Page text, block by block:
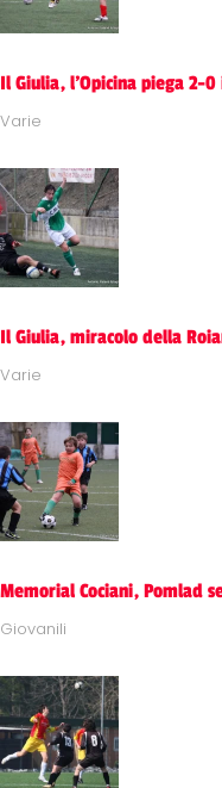
Il Giulia, l'Opicina piega 2-
Varie
Il Giulia, miracolo della
Varie
Memorial Cociani, Pomlad
Giovanili